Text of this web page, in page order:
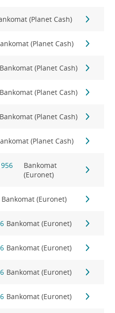
(Planet Cash)
(Planet Cash)
Bankomat (Planet Cash)
Bankomat (Planet Cash)
Bankomat (Planet Cash)
(Planet Cash)
Bankomat
(Euronet)
Bankomat (Euronet)
Bankomat (Euronet)
Bankomat (Euronet)
Bankomat (Euronet)
Bankomat (Euronet)